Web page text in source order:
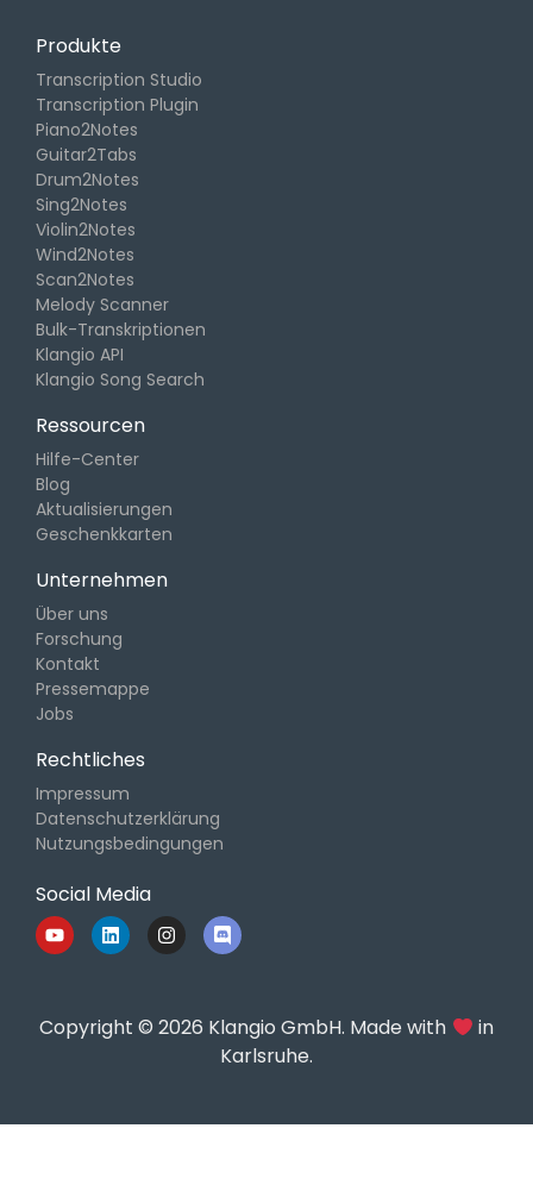
Produkte
Transcription Studio
Transcription Plugin
Piano2Notes
Guitar2Tabs
Drum2Notes
Sing2Notes
Violin2Notes
Wind2Notes
Scan2Notes
Melody Scanner
Bulk-Transkriptionen
Klangio API
Klangio Song Search
Ressourcen
Hilfe-Center
Blog
Aktualisierungen
Geschenkkarten
Unternehmen
Über uns
Forschung
Kontakt
Pressemappe
Jobs
Rechtliches
Impressum
Datenschutzerklärung
Nutzungsbedingungen
Social Media
Copyright © 2026 Klangio GmbH. Made with
in
Karlsruhe.